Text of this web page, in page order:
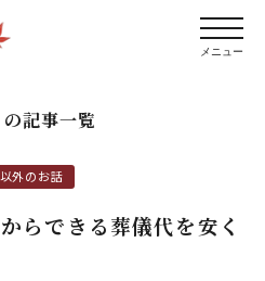
の記事一覧
外のお話
らできる葬儀代を安く